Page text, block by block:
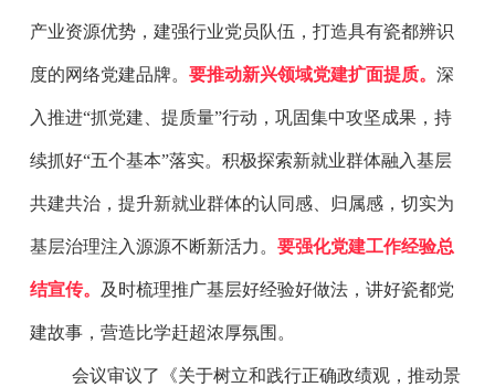
产业资源优势，建强行业党员队伍，打造具有瓷都辨识
度的网络党建品牌。 要推动新兴领域党建扩面提质。 深
入推进“抓党建、提质量”行动，巩固集中攻坚成果，持
续抓好“五个基本”落实。积极探索新就业群体融入基层
共建共治，提升新就业群体的认同感、归属感，切实为
基层治理注入源源不断新活力。 要强化党建工作经验总
结宣传。 及时梳理推广基层好经验好做法，讲好瓷都党
建故事，营造比学赶超浓厚氛围。
会议审议了《关于树立和践行正确政绩观，推动景